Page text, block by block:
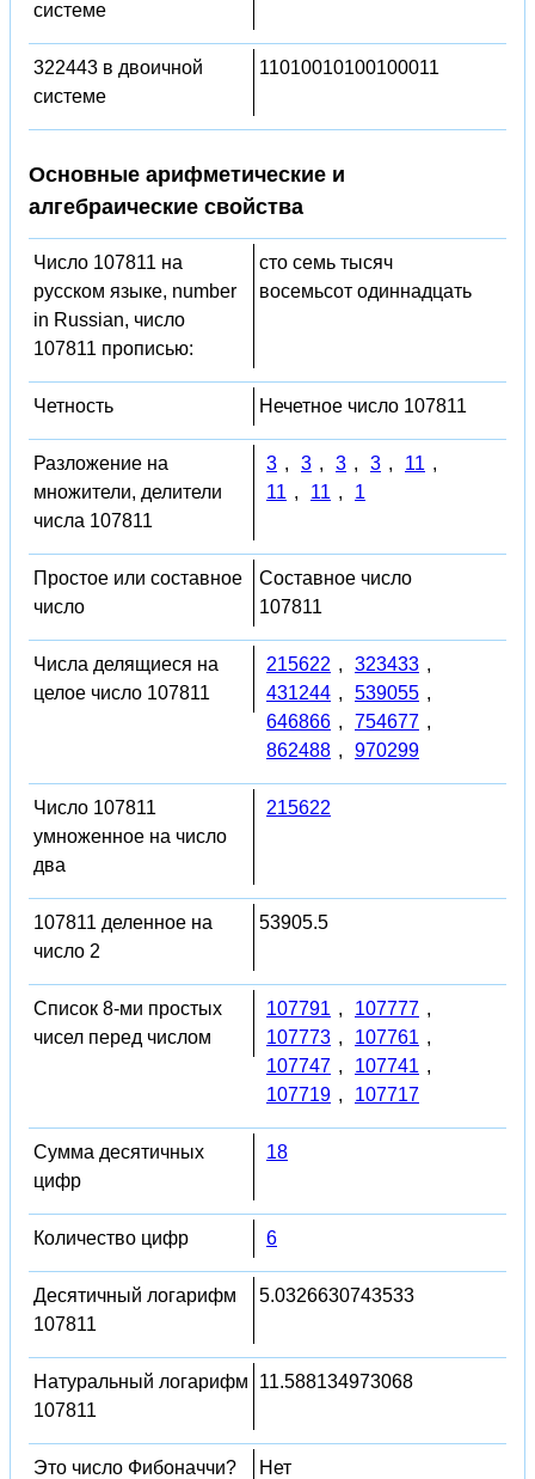
системе
322443 в двоичной
системе
11010010100100011
Основные арифметические и
алгебраические свойства
Число 107811 на
русском языке, number
in Russian, число
107811 прописью:
сто семь тысяч
восемьсот одиннадцать
Четность Нечетное число 107811
Разложение на
множители, делители
числа 107811
3 , 3 , 3 , 3 , 11 ,
11 , 11 , 1
Простое или составное
число
Составное число
107811
Числа делящиеся на
целое число 107811
215622 , 323433 ,
431244 , 539055 ,
646866 , 754677 ,
862488 , 970299
Число 107811
умноженное на число
два
215622
107811 деленное на
число 2
53905.5
Список 8-ми простых
чисел перед числом
107791 , 107777 ,
107773 , 107761 ,
107747 , 107741 ,
107719 , 107717
Сумма десятичных
цифр
18
Количество цифр 6
Десятичный логарифм
107811
5.0326630743533
Натуральный логарифм
107811
11.588134973068
Это число Фибоначчи? Нет